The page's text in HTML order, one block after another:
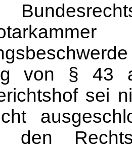
von § 43
sei
den